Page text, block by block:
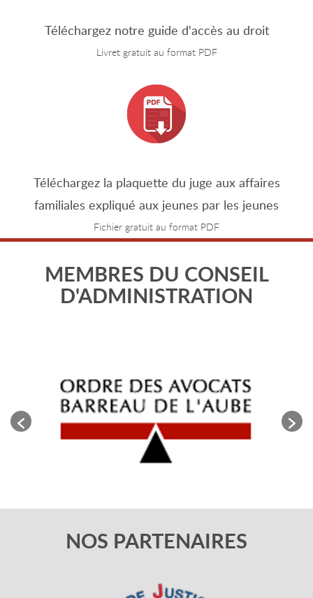
Téléchargez notre guide d'accès au droit
Livret gratuit au format PDF
Téléchargez la plaquette du juge aux affaires
familiales expliqué aux jeunes par les jeunes
Fichier gratuit au format PDF
MEMBRES DU CONSEIL
D'ADMINISTRATION
NOS PARTENAIRES